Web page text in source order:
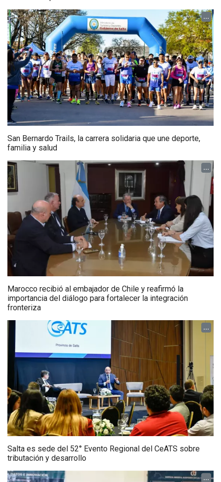
...
San Bernardo Trails, la carrera solidaria que une deporte,
familia y salud
...
Marocco recibió al embajador de Chile y reafirmó la
importancia del diálogo para fortalecer la integración
fronteriza
...
Salta es sede del 52° Evento Regional del CeATS sobre
tributación y desarrollo
...